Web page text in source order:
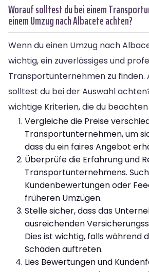
Worauf solltest du bei einem
einem Umzug nach Albacete achten?
Wenn du einen Umzug nach
wichtig, ein zuverlässiges und
Transportunternehmen zu finden.
solltest du bei der Auswahl
wichtige Kriterien, die du
Vergleiche die Preise
Transportunternehmen, um
dass du ein faires Angebot
Überprüfe die Erfahrung und
Transportunternehmens.
Kundenbewertungen oder
früheren Umzügen.
Stelle sicher, dass das
ausreichenden
Dies ist wichtig, falls während
Schäden auftreten.
Lies Bewertungen und